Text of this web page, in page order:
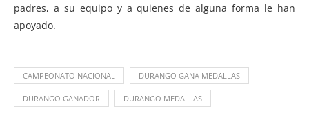
padres, a su equipo y a quienes de alguna forma le han
apoyado.
CAMPEONATO NACIONAL DURANGO GANA MEDALLAS
DURANGO GANADOR DURANGO MEDALLAS